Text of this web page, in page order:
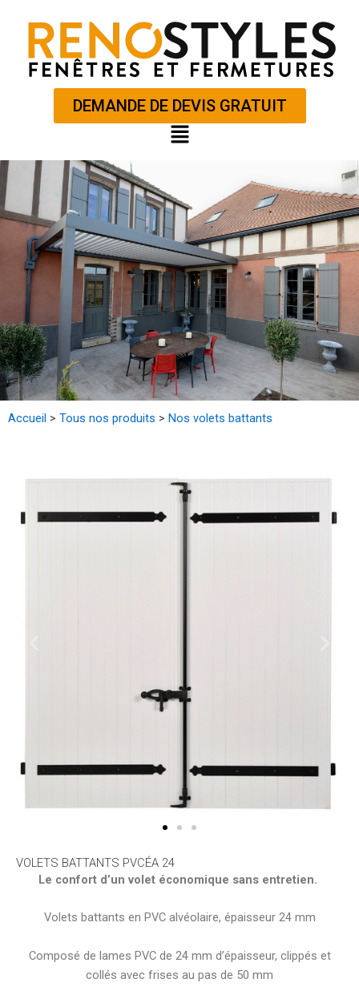
contenu
DEMANDE DE DEVIS GRATUIT
Main
Accueil > Tous nos produits > Nos volets battants
VOLETS BATTANTS PVCÉA 24
Le confort d’un volet économique sans entretien.
Volets battants en PVC alvéolaire, épaisseur 24 mm
Composé de lames PVC de 24 mm d’épaisseur, clippés et
collés avec frises au pas de 50 mm